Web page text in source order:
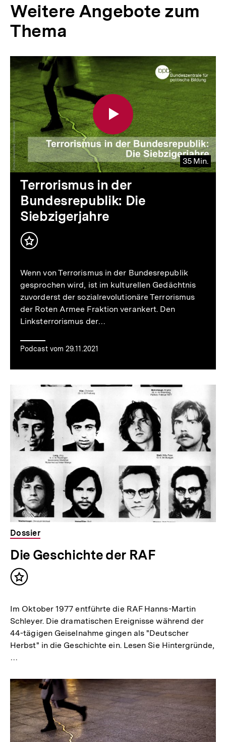
Weitere Angebote zum
Thema
35 Min.
Video
Dauer
35
Min.
Terrorismus in der
Bundesrepublik: Die
Siebzigerjahre
Inhalt
Wenn von Terrorismus in der Bundesrepublik
gesprochen wird, ist im kulturellen Gedächtnis
zuvorderst der sozialrevolutionäre Terrorismus
der Roten Armee Fraktion verankert. Den
Linksterrorismus der…
Podcast vom 29.11.2021
Dossier
Die Geschichte der RAF
Inhalt
Im Oktober 1977 entführte die RAF Hanns-Martin
Schleyer. Die dramatischen Ereignisse während der
44-tägigen Geiselnahme gingen als "Deutscher
Herbst" in die Geschichte ein. Lesen Sie Hintergründe,
…